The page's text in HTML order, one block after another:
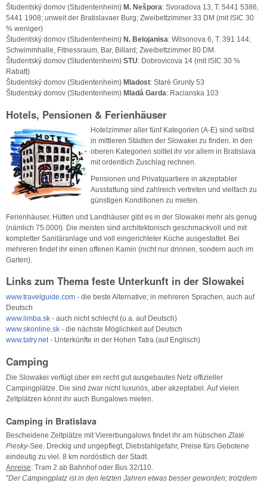
Študentský domov (Studentenheim) M. Nešpora: Svoradova 13, T. 5441 5386,
5441 1908; unweit der Bratislavaer Burg; Zweibettzimmer 33 DM (mit ISIC 30
% weniger)
Študentský domov (Studentenheim) N. Belojanisa: Wilsonova 6, T. 391 144;
Schwimmhalle, Fitnessraum, Bar, Billard; Zweibettzimmer 80 DM.
Študentský domov (Studentenheim) STU: Dobrovicova 14 (mit ISIC 30 %
Rabatt)
Študentský domov (Studentenheim) Mladost: Staré Grunty 53
Študentský domov (Studentenheim) Mladá Garda: Racianska 103
Hotels, Pensionen & Ferienhäuser
Hotelzimmer aller fünf Kategorien (A-E) sind selbst
in mittleren Städten der Slowakei zu finden. In den
oberen Kategorien solltet ihr vor allem in Bratislava
mit ordentlich Zuschlag rechnen.
Pensionen und Privatquartiere in akzeptabler
Ausstattung sind zahlreich vertreten und vielfach zu
günstigen Konditionen zu mieten.
Ferienhäuser, Hütten und Landhäuser gibt es in der Slowakei mehr als genug
(nämlich 75.000!). Die meisten sind architektonisch geschmackvoll und mit
kompletter Sanitäranlage und voll eingerichteter Küche ausgestattet. Bei
mehreren findet ihr einen offenen Kamin (nicht nur drinnen, sondern auch im
Garten).
Links zum Thema feste Unterkunft in der Slowakei
www.travelguide.com - die beste Alternative; in mehreren Sprachen, auch auf
Deutsch
www.limba.sk - auch nicht schlecht (u.a. auf Deutsch)
www.skonline.sk - die nächste Möglichkeit auf Deutsch
www.tatry.net- Unterkünfte in der Hohen Tatra (auf Englisch)
Camping
Die Slowakei verfügt über ein recht gut ausgebautes Netz offizieller
Campingplätze. Die sind zwar nicht luxuriös, aber akzeptabel. Auf vielen
Zeltplätzen könnt ihr auch Bungalows mieten.
Camping in Bratislava
Bescheidene Zeltplätze mit Viererbungalows findet ihr am hübschen Zlaté
Piesky-See. Dreckig und ungepflegt, Diebstahlgefahr, Preise fürs Gebotene
eindeutig zu viel. 8 km nordöstlich der Stadt.
Anreise: Tram 2 ab Bahnhof oder Bus 32/110.
"Der Campingplatz ist in den letzten Jahren etwas besser geworden; trotzdem